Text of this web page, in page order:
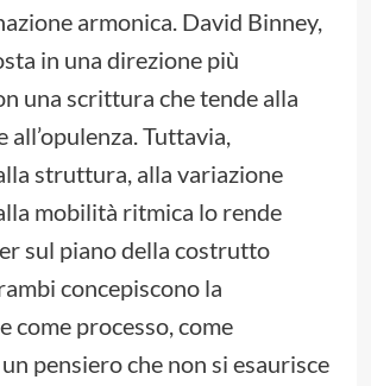
armonica. David Binney,
in una direzione più
una scrittura che tende alla
all’opulenza. Tuttavia,
struttura, alla variazione
mobilità ritmica lo rende
sul piano della costrutto
concepiscono la
come processo, come
pensiero che non si esaurisce